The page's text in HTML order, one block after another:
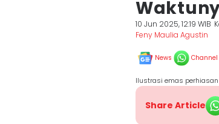
10 Jun 2025, 12:19 WIB
Feny Maulia Agustin
News Channel
Ilustrasi emas
Share Article